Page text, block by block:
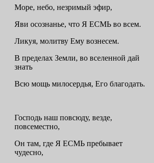
Море, небо, незримый эфир,
Яви осознанье, что Я ЕСМЬ во всем.
Ликуя, молитву Ему вознесем.
В пределах Земли, во вселенной дай
знать
Всю мощь милосердья, Его благодать.
Господь наш повсюду, везде,
повсеместно,
Он там, где Я ЕСМЬ пребывает
чудесно,